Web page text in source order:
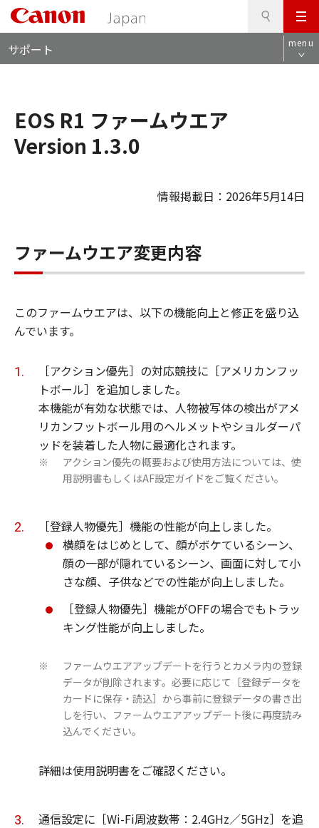
メ
ニ
ュ
サポート menu
EOS R1 ファームウエア
Version 1.3.0
情報掲載日：2026年5月14日
ファームウエア変更内容
このファームウエアは、以下の機能向上と修正を盛り込
んでいます。
［アクション優先］の対応競技に［アメリカンフッ
トボール］を追加しました。
本機能が有効な状態では、人物被写体の検出がアメ
リカンフットボール用のヘルメットやショルダーパ
ッドを装着した人物に最適化されます。
※
アクション優先の概要および使用方法については、使
用説明書もしくはAF設定ガイドをご覧ください。
［登録人物優先］機能の性能が向上しました。
横顔をはじめとして、顔がボケているシーン、
顔の一部が隠れているシーン、画面に対して小
さな顔、子供などでの性能が向上しました。
［登録人物優先］機能がOFFの場合でもトラッ
キング性能が向上しました。
※
ファームウエアアップデートを行うとカメラ内の登録
データが削除されます。必要に応じて［登録データを
カードに保存・読込］から事前に登録データの書き出
しを行い、ファームウエアアップデート後に再度読み
込んでください。
詳細は使用説明書をご確認ください。
通信設定に［Wi-Fi周波数帯：2.4GHz／5GHz］を追